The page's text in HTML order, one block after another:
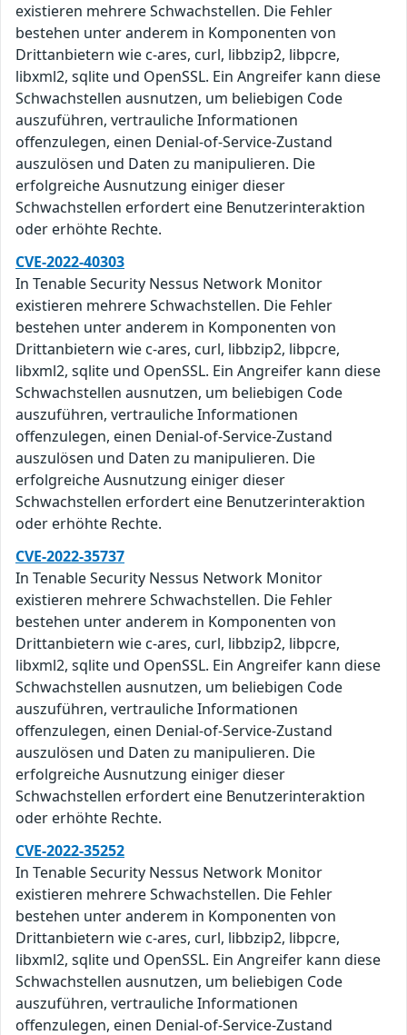
existieren mehrere Schwachstellen. Die Fehler
bestehen unter anderem in Komponenten von
Drittanbietern wie c-ares, curl, libbzip2, libpcre,
libxml2, sqlite und OpenSSL. Ein Angreifer kann diese
Schwachstellen ausnutzen, um beliebigen Code
auszuführen, vertrauliche Informationen
offenzulegen, einen Denial-of-Service-Zustand
auszulösen und Daten zu manipulieren. Die
erfolgreiche Ausnutzung einiger dieser
Schwachstellen erfordert eine Benutzerinteraktion
oder erhöhte Rechte.
CVE-2022-40303
In Tenable Security Nessus Network Monitor
existieren mehrere Schwachstellen. Die Fehler
bestehen unter anderem in Komponenten von
Drittanbietern wie c-ares, curl, libbzip2, libpcre,
libxml2, sqlite und OpenSSL. Ein Angreifer kann diese
Schwachstellen ausnutzen, um beliebigen Code
auszuführen, vertrauliche Informationen
offenzulegen, einen Denial-of-Service-Zustand
auszulösen und Daten zu manipulieren. Die
erfolgreiche Ausnutzung einiger dieser
Schwachstellen erfordert eine Benutzerinteraktion
oder erhöhte Rechte.
CVE-2022-35737
In Tenable Security Nessus Network Monitor
existieren mehrere Schwachstellen. Die Fehler
bestehen unter anderem in Komponenten von
Drittanbietern wie c-ares, curl, libbzip2, libpcre,
libxml2, sqlite und OpenSSL. Ein Angreifer kann diese
Schwachstellen ausnutzen, um beliebigen Code
auszuführen, vertrauliche Informationen
offenzulegen, einen Denial-of-Service-Zustand
auszulösen und Daten zu manipulieren. Die
erfolgreiche Ausnutzung einiger dieser
Schwachstellen erfordert eine Benutzerinteraktion
oder erhöhte Rechte.
CVE-2022-35252
In Tenable Security Nessus Network Monitor
existieren mehrere Schwachstellen. Die Fehler
bestehen unter anderem in Komponenten von
Drittanbietern wie c-ares, curl, libbzip2, libpcre,
libxml2, sqlite und OpenSSL. Ein Angreifer kann diese
Schwachstellen ausnutzen, um beliebigen Code
auszuführen, vertrauliche Informationen
offenzulegen, einen Denial-of-Service-Zustand